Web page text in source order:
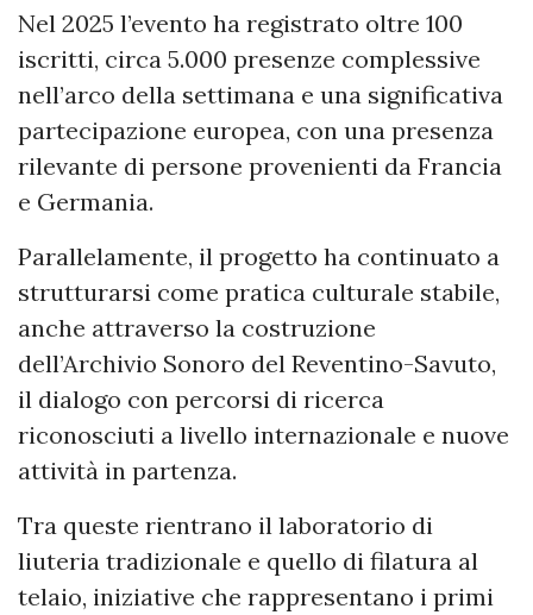
Nel 2025 l’evento ha registrato oltre 100
iscritti, circa 5.000 presenze complessive
nell’arco della settimana e una significativa
partecipazione europea, con una presenza
rilevante di persone provenienti da Francia
e Germania.
Parallelamente, il progetto ha continuato a
strutturarsi come pratica culturale stabile,
anche attraverso la costruzione
dell’Archivio Sonoro del Reventino-Savuto,
il dialogo con percorsi di ricerca
riconosciuti a livello internazionale e nuove
attività in partenza.
Tra queste rientrano il laboratorio di
liuteria tradizionale e quello di filatura al
telaio, iniziative che rappresentano i primi